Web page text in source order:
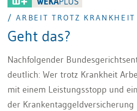
/ ARBEIT TROTZ KRANKHEIT
Geht das?
Nachfolgender
deutlich: Wer trotz Krankheit
mit einem Leistungsstopp und
der Krankentaggeldversicherung